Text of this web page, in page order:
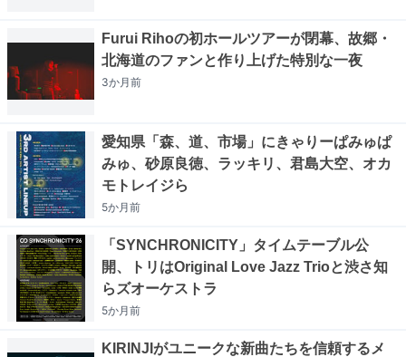
Furui Rihoの初ホールツアーが閉幕、故郷・
北海道のファンと作り上げた特別な一夜
3か月前
愛知県「森、道、市場」にきゃりーぱみゅぱ
みゅ、砂原良徳、ラッキリ、君島大空、オカ
モトレイジら
5か月前
「SYNCHRONICITY」タイムテーブル公
開、トリはOriginal Love Jazz Trioと渋さ知
らズオーケストラ
5か月前
KIRINJIがユニークな新曲たちを信頼するメ